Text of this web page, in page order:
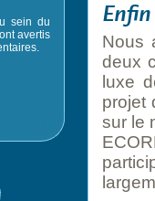
sein du
avertis
Nous
deux
luxe
projet
sur le